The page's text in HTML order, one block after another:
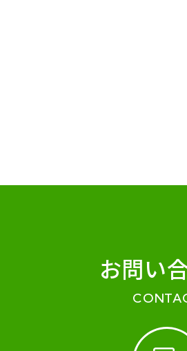
お問い